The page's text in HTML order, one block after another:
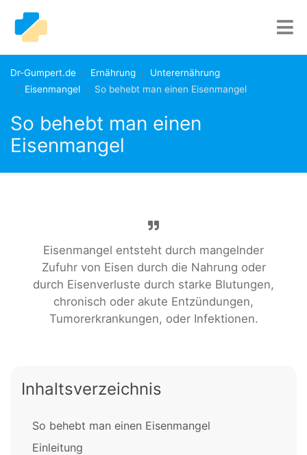
Dr-Gumpert.de Ernährung
Unterernährung
Eisenmangel
So behebt man einen Eisenmangel
So behebt man einen
Eisenmangel
Eisenmangel entsteht durch mangelnder
Zufuhr von Eisen durch die Nahrung oder
durch Eisenverluste durch starke Blutungen,
chronisch oder akute Entzündungen,
Tumorerkrankungen, oder Infektionen.
Inhaltsverzeichnis
So behebt man einen Eisenmangel
Einleitung